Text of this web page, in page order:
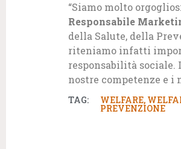
“Siamo molto
Responsabile
della Salute, della
riteniamo infatti
responsabilità sociale.
nostre competenze e
TAG: WELFARE,
PREVENZIONE